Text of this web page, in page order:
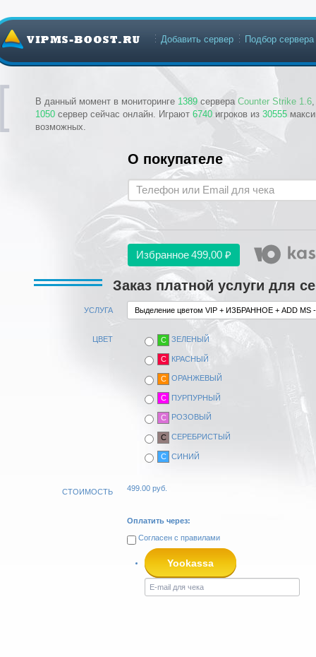
В данный момент в мониторинге 1389 сервера Counter Strike 1.6
1050 сервер сейчас онлайн. Играют 6740 игроков из 30555
возможных.
Добавить сервер Подбор сервера
О покупателе
Избранное499,00 ₽
Заказ платной услуги для
УСЛУГА
ЦВЕТ C ЗЕЛЕНЫЙ
C КРАСНЫЙ
C ОРАНЖЕВЫЙ
C ПУРПУРНЫЙ
C РОЗОВЫЙ
C СЕРЕБРИСТЫЙ
C СИНИЙ
СТОИМОСТЬ 499.00 руб.
Оплатить через:
Согласен с правилами
Yookassa